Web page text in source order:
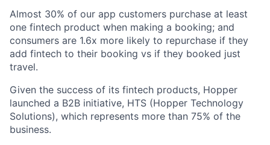
Almost 30% of our app customers purchase at least
one fintech product when making a booking; and
consumers are 1.6x more likely to repurchase if they
add fintech to their booking vs if they booked just
travel.
Given the success of its fintech products, Hopper
launched a B2B initiative, HTS (Hopper Technology
Solutions), which represents more than 75% of the
business.